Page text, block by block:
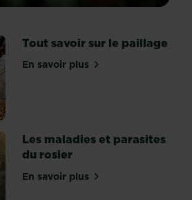
Tout savoir sur le paillage
En savoir plussur Tout savoir sur le
Les maladies et parasites
du rosier
En savoir plussur Les maladies et